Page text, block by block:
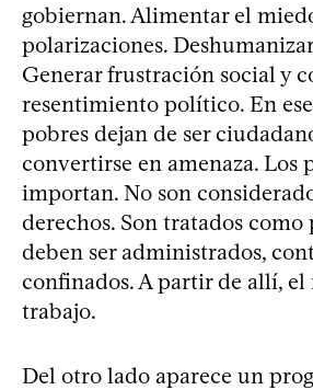
gobiernan. Alimentar el
polarizaciones.
Generar frustración social y
resentimiento político. En
pobres dejan de ser
convertirse en amenaza. Los
importan. No son
derechos. Son tratados
deben ser administrados,
confinados. A partir de allí, el
trabajo.
Del otro lado aparece un